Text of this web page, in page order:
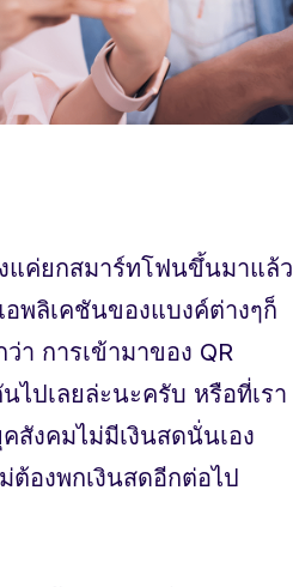
แค่ยกสมาร์ทโฟนขึ้นมาแล้ว
พลิเคชันของแบงค์ต่างๆก็
า การเข้ามาของ QR
ปเลยล่ะนะครับ หรือที่เรา
สังคมไม่มีเงินสดนั่นเอง
ต้องพกเงินสดอีกต่อไป